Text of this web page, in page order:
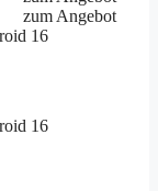
zum Angebot
16
16